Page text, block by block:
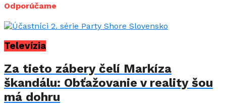
Odporúčame
Televízia
Za tieto zábery čelí Markíza
škandálu: Obťažovanie v reality šou
má dohru